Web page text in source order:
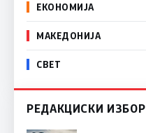
ЕКОНОМИЈА
МАКЕДОНИЈА
СВЕТ
РЕДАКЦИСКИ ИЗБОР